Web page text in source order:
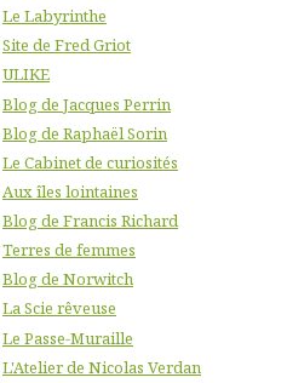
Le Labyrinthe
Site de Fred Griot
ULIKE
Blog de Jacques Perrin
Blog de Raphaël Sorin
Le Cabinet de curiosités
Aux îles lointaines
Blog de Francis Richard
Terres de femmes
Blog de Norwitch
La Scie rêveuse
Le Passe-Muraille
L'Atelier de Nicolas Verdan